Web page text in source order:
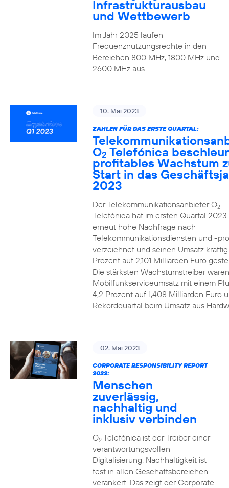
Infrastrukturausbau
und Wettbewerb
Im Jahr 2025 laufen
Frequenznutzungsrechte in den
Bereichen 800 MHz, 1800 MHz und
2600 MHz aus.
10. Mai 2023
ZAHLEN FÜR DAS ERSTE QUARTAL:
O2 Telefónica
profitables Wachstum
Start in das
2023
Der Telekommunikationsanbieter O2
Telefónica hat im ersten Quartal 2023
erneut hohe Nachfrage nach
Telekommunikationsdiensten und -
verzeichnet und seinen Umsatz
Prozent auf 2,101 Milliarden Euro
Die stärksten Wachstumstreiber
Mobilfunkserviceumsatz mit einem
4,2 Prozent auf 1,408 Milliarden Euro
Rekordquartal beim Umsatz aus
02. Mai 2023
CORPORATE RESPONSIBILITY REPORT
2022:
Menschen
zuverlässig,
nachhaltig und
inklusiv verbinden
O2Telefónica ist der Treiber einer
verantwortungsvollen
Digitalisierung. Nachhaltigkeit ist
fest in allen Geschäftsbereichen
verankert. Das zeigt der Corporate